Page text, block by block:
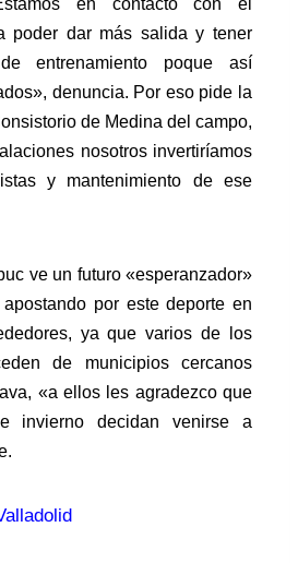
poder dar más salida y tener
entrenamiento poque así
denuncia. Por eso pide la
de Medina del campo,
nosotros invertiríamos
y mantenimiento de ese
ve un futuro «esperanzador»
por este deporte en
ya que varios de los
de municipios cercanos
«a ellos les agradezco que
invierno decidan venirse a